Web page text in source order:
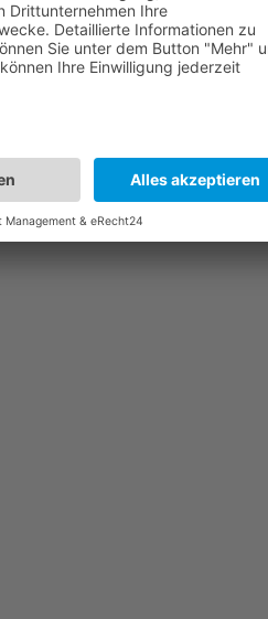
so wirkungsvoll wie